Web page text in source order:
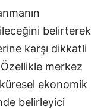
belirterek
karşı dikkatli
merkez
ekonomik
belirleyici